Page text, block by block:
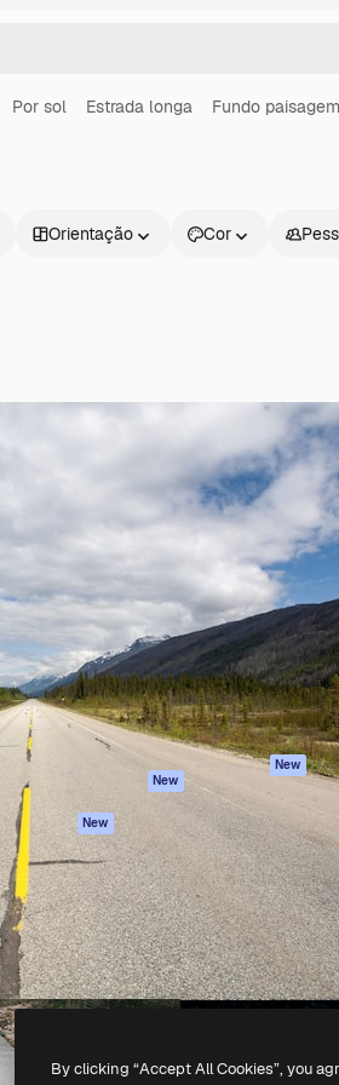
Por sol Estrada longa Fundo paisagem
Orientação Cor
Assistente de IA
Gerador de
imagens
Gerador de vídeos
Texto para voz
Conteúdo de stock
MCP para
Claude/ChatGPT
New
Agentes New
API
App móvel
Todas as
ferramentas
Começar
Academy
Documentação
Atendimento
Termos e
condições
Política de
privacidade
Originais New
Política de
Central de
confiabilidade
Afiliados
Empresas
Todos os direitos reservados.
By clicking “Accept All Cookies”, you